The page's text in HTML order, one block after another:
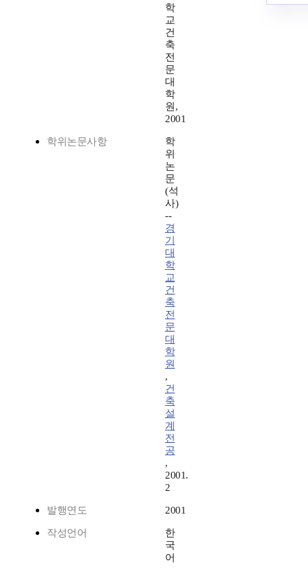
학
교
건
축
전
문
대
학
원,
2001
학위논문사항
학
위
논
문
(석
사)
--
경
기
대
학
교
건
축
전
문
대
학
원
,
건
축
설
계
전
공
,
2001.
2
발행연도 2001
작성언어
한
국
어